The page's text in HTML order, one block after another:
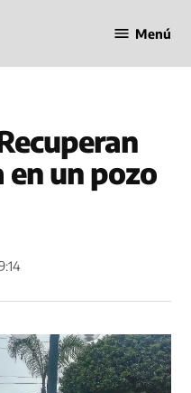
Línea
Menú
en un pozo